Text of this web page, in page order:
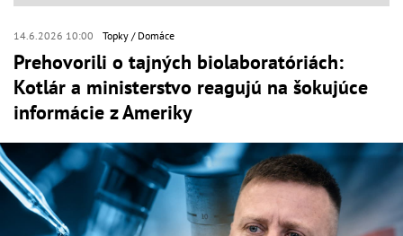
14.6.2026 10:00 Topky Domáce
Prehovorili o tajných biolaboratóriách:
Kotlár a ministerstvo reagujú na šokujúce
informácie z Ameriky